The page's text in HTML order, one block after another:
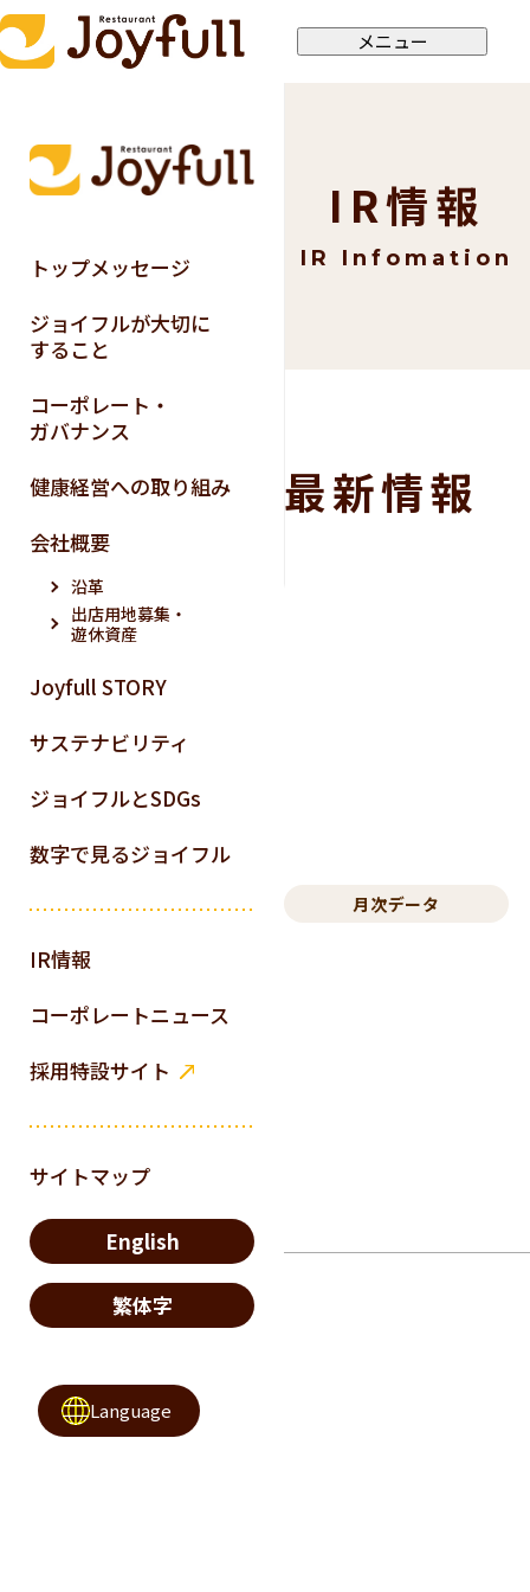
メニュー
トップメッセージ
ジョイフルが大切に
すること
コーポレート・
ガバナンス
健康経営への取り組み
会社概要
沿革
出店用地募集・
遊休資産
Joyfull STORY
サステナビリティ
ジョイフルとSDGs
数字で見るジョイフル
IR情報
コーポレートニュース
採用特設サイト
サイトマップ
English
繁体字
Language
IR情報
IR Infomation
最新情報
月次データ